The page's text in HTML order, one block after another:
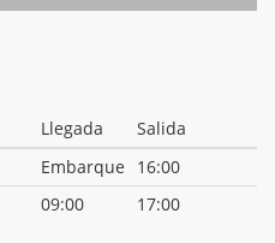
Llegada
Salida
Embarque
16:00
09:00 17:00